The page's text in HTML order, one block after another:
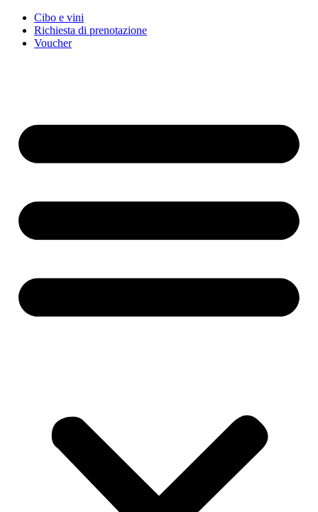
Cibo e vini
Richiesta di prenotazione
Voucher